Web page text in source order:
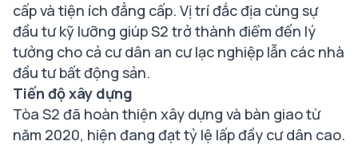
cấp và tiện ích đẳng cấp. Vị trí đắc địa cùng sự
đầu tư kỹ lưỡng giúp S2 trở thành điểm đến lý
tưởng cho cả cư dân an cư lạc nghiệp lẫn các nhà
đầu tư bất động sản.
Tiến độ xây dựng
Tòa S2 đã hoàn thiện xây dựng và bàn giao từ
năm 2020, hiện đang đạt tỷ lệ lấp đầy cư dân cao.